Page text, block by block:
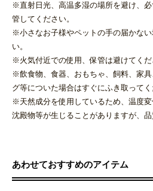
※直射日光、高温多湿の場所を避け、
管してください。
※小さなお子様やペットの手の届かな
い。
※火気付近での使用、保管は避けてくだ
※飲食物、食器、おもちゃ、飼料、家
グ等についた場合はすぐにふき取ってく
※天然成分を使用しているため、温度変
沈殿物等が生じることがありますが、品
あわせておすすめのアイテム